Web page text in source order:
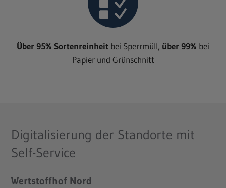
Über 95% Sortenreinheit bei Sperrmüll, über 99% bei
Papier und Grünschnitt
Digitalisierung der Standorte mit
Self-Service
Wertstoffhof Nord